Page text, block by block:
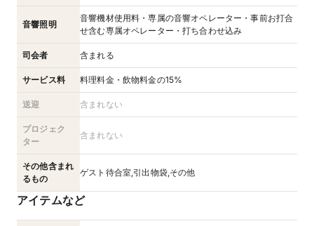
音響照明
音響機材使用料・専属の音響オペレーター・事前お打合
せ含む専属オペレーター・打ち合わせ込み
司会者 含まれる
サービス料 料理料金・飲物料金の15%
送迎 含まれない
プロジェク
ター
含まれない
その他含まれ
るもの
ゲスト待合室,引出物袋,その他
アイテムなど